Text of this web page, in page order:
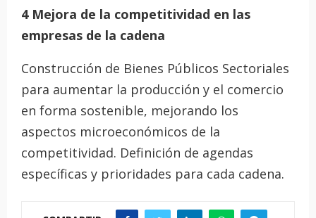
4 Mejora de la competitividad en las
empresas de la cadena
Construcción de Bienes Públicos Sectoriales
para aumentar la producción y el comercio
en forma sostenible, mejorando los
aspectos microeconómicos de la
competitividad. Definición de agendas
específicas y prioridades para cada cadena.